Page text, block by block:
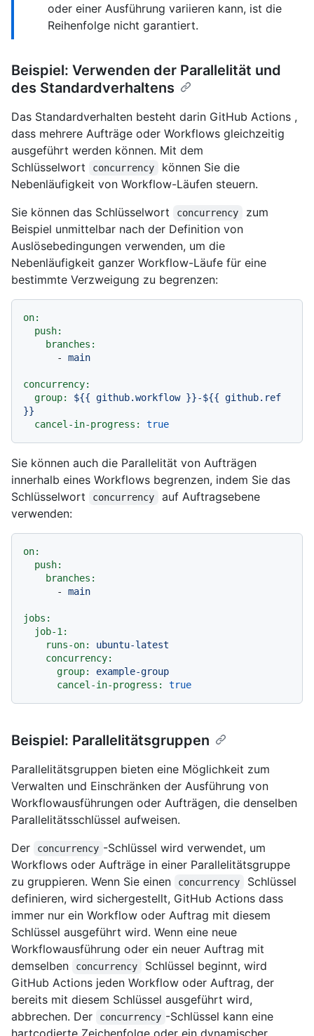
oder einer Ausführung variieren kann, ist die
Reihenfolge nicht garantiert.
Beispiel: Verwenden der Parallelität und
des Standardverhaltens
Das Standardverhalten besteht darin GitHub Actions ,
dass mehrere Aufträge oder Workflows gleichzeitig
ausgeführt werden können. Mit dem
Schlüsselwort
concurrency
können Sie die
Nebenläufigkeit von Workflow-Läufen steuern.
Sie können das Schlüsselwort
concurrency
zum
Beispiel unmittelbar nach der Definition von
Auslösebedingungen verwenden, um die
Nebenläufigkeit ganzer Workflow-Läufe für eine
bestimmte Verzweigung zu begrenzen:
on:
push:
branches:
-
main
concurrency:
group:
${{ github.workflow }}-${{ github.ref
}}
cancel-in-progress:
true
Sie können auch die Parallelität von Aufträgen
innerhalb eines Workflows begrenzen, indem Sie das
Schlüsselwort
concurrency
auf Auftragsebene
verwenden:
on:
push:
branches:
-
main
jobs:
job-1:
runs-on:
ubuntu-latest
concurrency:
group:
example-group
cancel-in-progress:
true
Beispiel: Parallelitätsgruppen
Parallelitätsgruppen bieten eine Möglichkeit zum
Verwalten und Einschränken der Ausführung von
Workflowausführungen oder Aufträgen, die denselben
Parallelitätsschlüssel aufweisen.
Der
concurrency -Schlüssel wird verwendet, um
Workflows oder Aufträge in einer Parallelitätsgruppe
zu gruppieren. Wenn Sie einen
concurrency
Schlüssel
definieren, wird sichergestellt, GitHub Actions dass
immer nur ein Workflow oder Auftrag mit diesem
Schlüssel ausgeführt wird. Wenn eine neue
Workflowausführung oder ein neuer Auftrag mit
demselben
concurrency
Schlüssel beginnt, wird
GitHub Actions jeden Workflow oder Auftrag, der
bereits mit diesem Schlüssel ausgeführt wird,
abbrechen. Der
concurrency -Schlüssel kann eine